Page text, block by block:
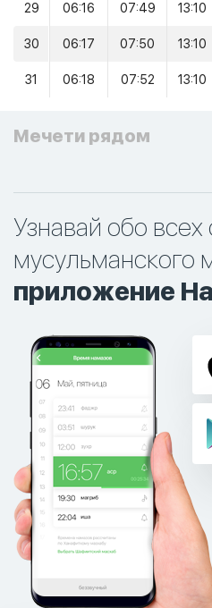
29 06:16 07:49 13:10
30 06:17 07:50 13:10
31 06:18 07:52 13:10
Мечети рядом
Узнавай обо всех
мусульманского
приложение